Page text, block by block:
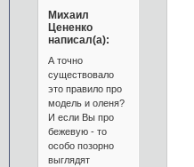
Михаил
Цененко
написал(а):
А точно
существовало
это правило про
модель и оленя?
И если Вы про
бежевую - то
особо позорно
выглядят